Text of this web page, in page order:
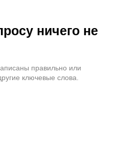
ничего не
правильно или
ключевые слова.